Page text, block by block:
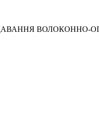
ВОЛОКОННО-